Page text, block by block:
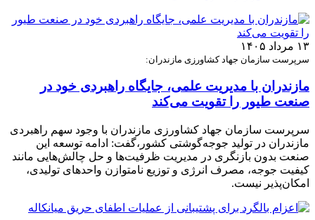
۱۳ مرداد ۱۴۰۵
سرپرست سازمان جهاد کشاورزی مازندران:
مازندران با مدیریت علمی، جایگاه راهبردی خود در
صنعت طیور را تقویت می‌کند
سرپرست سازمان جهاد کشاورزی مازندران با وجود سهم راهبردی
مازندران در تولید جوجه‌گوشتی کشور،گفت: ادامه توسعه این
صنعت بدون بازنگری در مدیریت ظرفیت‌ها و حل چالش‌هایی مانند
کیفیت جوجه، مصرف انرژی و توزیع نامتوازن واحدهای تولیدی،
امکان‌پذیر نیست.